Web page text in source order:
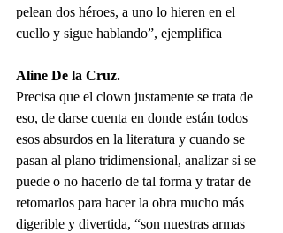
pelean dos héroes, a uno lo hieren en el
cuello y sigue hablando”, ejemplifica
Aline De la Cruz.
Precisa que el clown justamente se trata de
eso, de darse cuenta en donde están todos
esos absurdos en la literatura y cuando se
pasan al plano tridimensional, analizar si se
puede o no hacerlo de tal forma y tratar de
retomarlos para hacer la obra mucho más
digerible y divertida, “son nuestras armas